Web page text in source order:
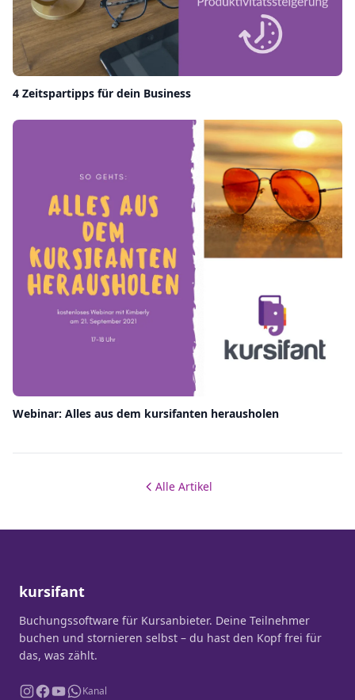
4 Zeitspartipps für dein Business
Webinar: Alles aus dem kursifanten herausholen
Alle Artikel
kursifant
Buchungssoftware für Kursanbieter. Deine Teilnehmer
buchen und stornieren selbst – du hast den Kopf frei für
das, was zählt.
Kanal